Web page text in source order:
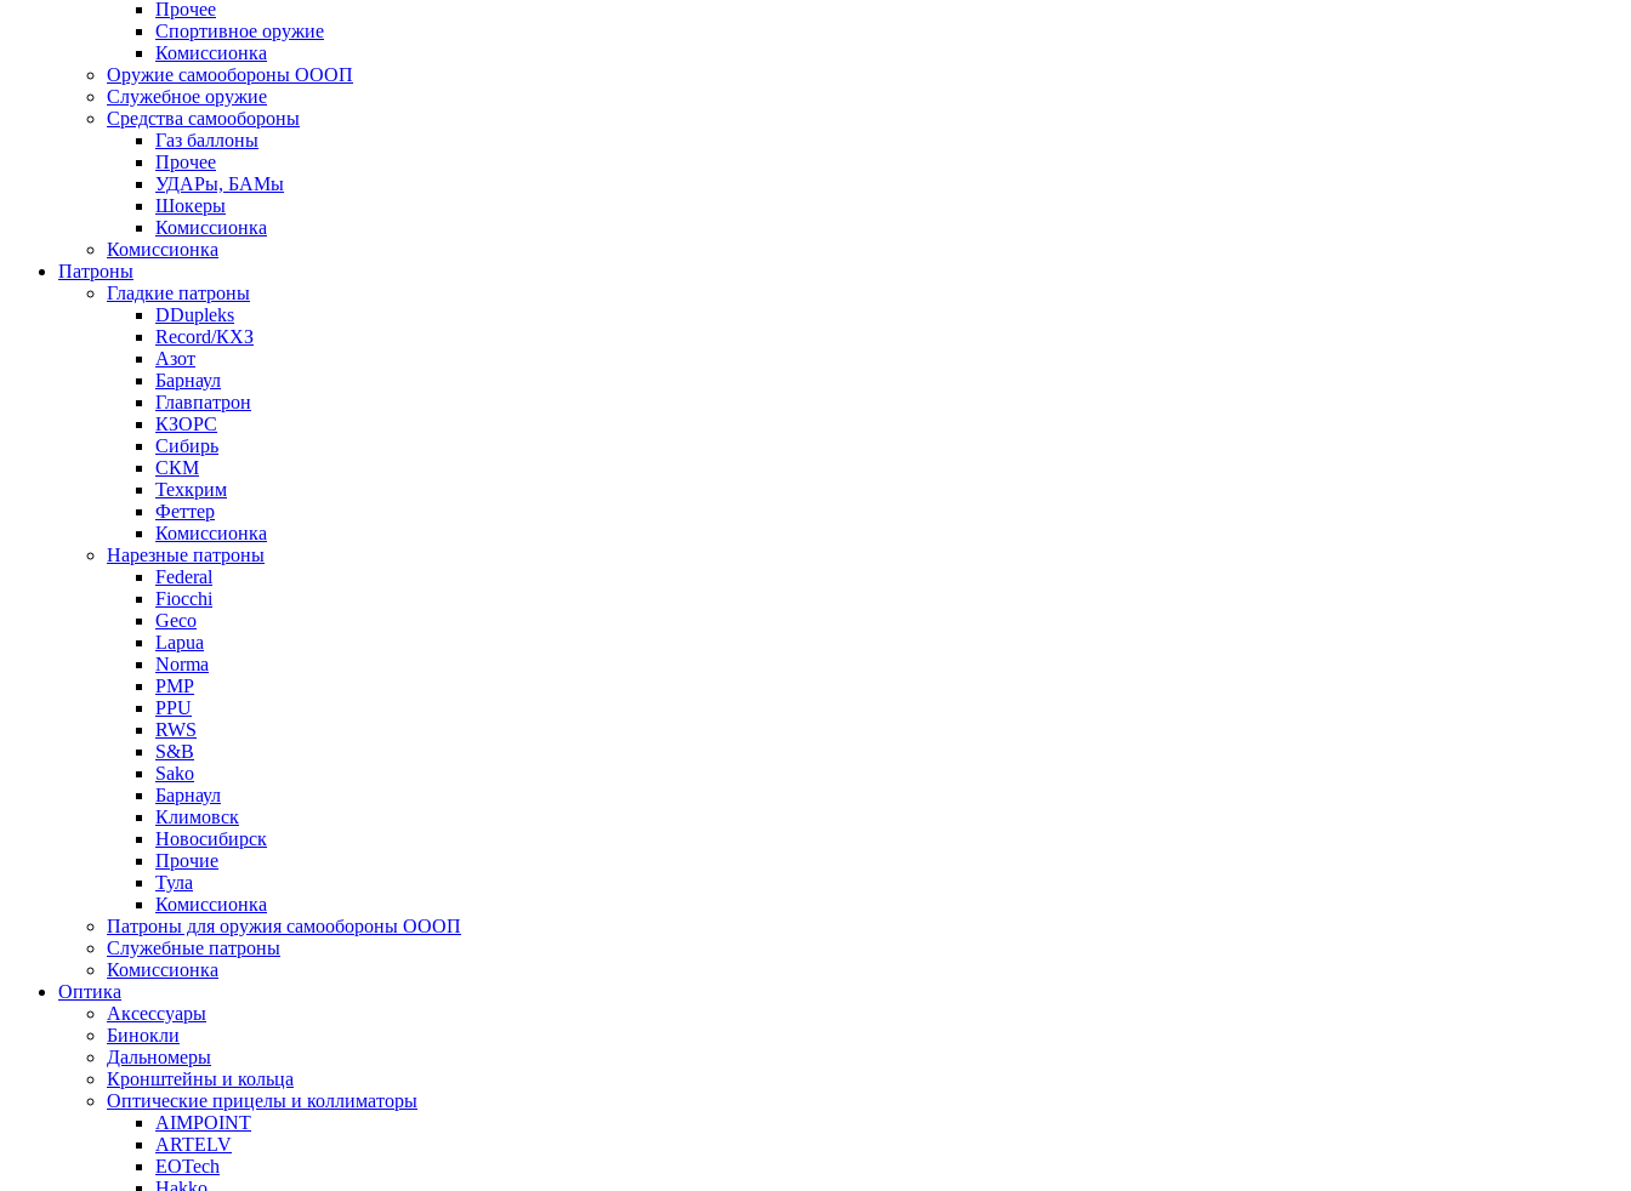
Прочее
Спортивное оружие
Комиссионка
Оружие самообороны ОООП
Служебное оружие
Средства самообороны
Газ баллоны
Прочее
УДАРы, БАМы
Шокеры
Комиссионка
Комиссионка
Патроны
Гладкие патроны
DDupleks
Record/КХЗ
Азот
Барнаул
Главпатрон
КЗОРС
Сибирь
СКМ
Техкрим
Феттер
Комиссионка
Нарезные патроны
Federal
Fiocchi
Geco
Lapua
Norma
PMP
PPU
RWS
S&B
Sako
Барнаул
Климовск
Новосибирск
Прочие
Тула
Комиссионка
Патроны для оружия самообороны ОООП
Служебные патроны
Комиссионка
Оптика
Аксессуары
Бинокли
Дальномеры
Кронштейны и кольца
Оптические прицелы и коллиматоры
AIMPOINT
ARTELV
EOTech